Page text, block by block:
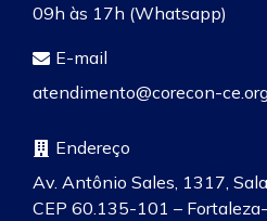
09h às 17h (Whatsapp)
E-mail
atendimento@corecon-
Endereço
Av. Antônio Sales, 1317,
CEP 60.135-101 –